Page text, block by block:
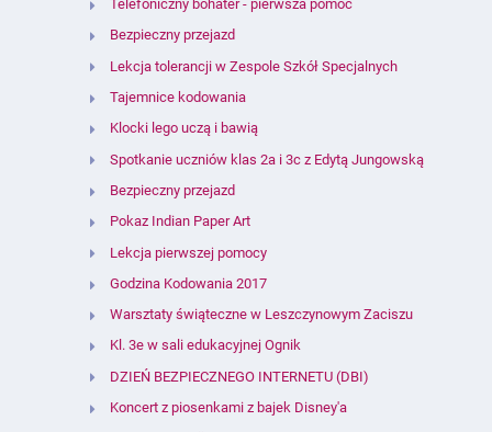
Telefoniczny bohater - pierwsza pomoc
Bezpieczny przejazd
Lekcja tolerancji w Zespole Szkół Specjalnych
Tajemnice kodowania
Klocki lego uczą i bawią
Spotkanie uczniów klas 2a i 3c z Edytą Jungowską
Bezpieczny przejazd
Pokaz Indian Paper Art
Lekcja pierwszej pomocy
Godzina Kodowania 2017
Warsztaty świąteczne w Leszczynowym Zaciszu
Kl. 3e w sali edukacyjnej Ognik
DZIEŃ BEZPIECZNEGO INTERNETU (DBI)
Koncert z piosenkami z bajek Disney'a